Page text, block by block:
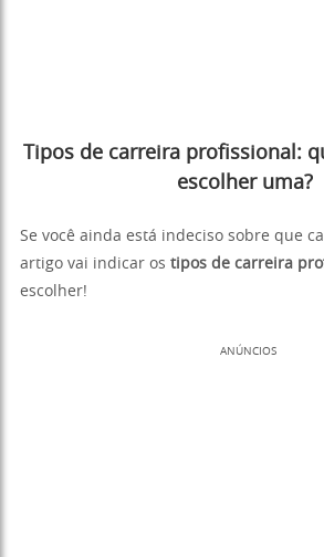
Tipos de carreira profissional:
escolher uma?
Se você ainda está indeciso sobre que
artigo vai indicar os tipos de carreira
escolher!
ANÚNCIOS